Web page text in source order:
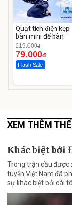
Quạt tích điện kẹp
bàn mini để bàn
219.000đ
79.000đ
Flash Sale
XEM THÊM
Khác biệt bởi
Trong trận cầu được
tuyển Việt Nam đã
sự khác biệt bởi cái